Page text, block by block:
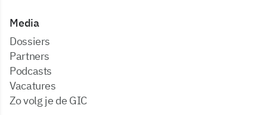
Media
dossiers
partners
podcasts
vacatures
zo volg je de GIC